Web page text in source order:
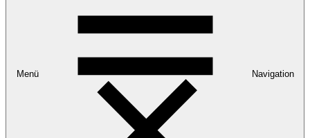
Menü Navigation